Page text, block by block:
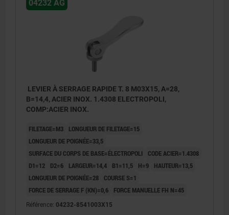
04232 AG
LEVIER À SERRAGE RAPIDE T. 8 M03X15, A=28,
B=14,4, ACIER INOX. 1.4308 ELECTROPOLI,
COMP:ACIER INOX.
FILETAGE=M3
LONGUEUR DE FILETAGE=15
LONGUEUR DE POIGNÉE=33,5
SURFACE DU CORPS DE BASE=ÉLECTROPOLI
CODE ACIER=1.4308
D1=12
D2=6 LARGEUR=14,4 B1=11,5 H=9
HAUTEUR=13,5
LONGUEUR DE POIGNÉE=28
COURSE S=1
FORCE DE SERRAGE F (KN)=0,6
FORCE MANUELLE FH N=45
Référence: 04232-8541003X15